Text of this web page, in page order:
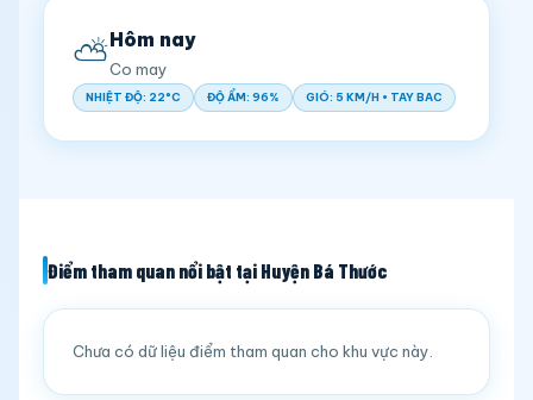
⛅Hôm nay
Co may
NHIỆT ĐỘ: 22°C ĐỘ ẨM: 96% GIÓ: 5 KM/H • TAY BAC
Điểm tham quan nổi bật tại Huyện Bá Thước
Chưa có dữ liệu điểm tham quan cho khu vực này.